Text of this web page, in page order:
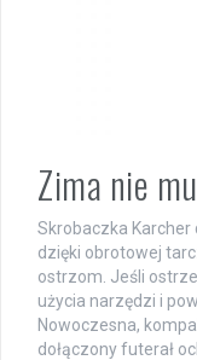
Zima nie
Skrobaczka Karcher
dzięki obrotowej
ostrzom. Jeśli
użycia narzędzi i
Nowoczesna,
dołączony futerał